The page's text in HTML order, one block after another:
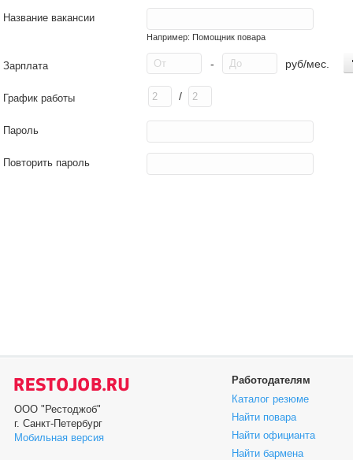
Название вакансии
Например: Помощник повара
Зарплата - руб/мес.
График работы /
Пароль
Повторить пароль
ООО "Рестоджоб"
г. Санкт-Петербург
Мобильная версия
Работодателям
Каталог резюме
Найти повара
Найти официанта
Найти бармена